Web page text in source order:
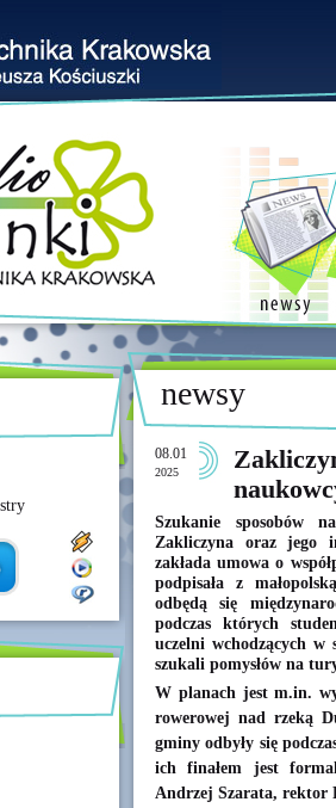
newsy
08.01
2025
Szukanie sposobów
Zakliczyna oraz jego
zakłada umowa o
podpisała z
odbędą się
podczas których
uczelni wchodzących w
szukali pomysłów na
W planach jest m.in.
rowerowej nad rzeką
gminy odbyły się
ich finałem jest
Andrzej Szarata,